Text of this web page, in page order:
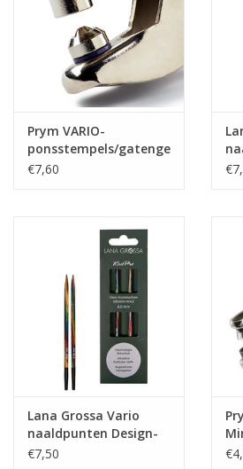
Prym VARIO-
ponsstempels/gatengereedschat
voor Vario-tang dia
€7,60
Lana Grossa Vario
naaldpunten Design-
Holz 4,0 mm
€7,50